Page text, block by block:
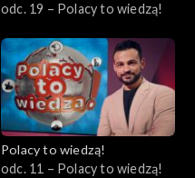
odc. 19 – Polacy to wiedzą!
Polacy to wiedzą!
odc. 11 – Polacy to wiedzą!